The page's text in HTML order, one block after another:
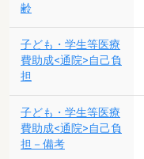
齢
子ども・学生等医療
費助成<通院>自己負
担
子ども・学生等医療
費助成<通院>自己負
担－備考